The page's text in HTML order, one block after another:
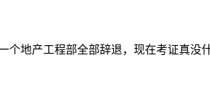
地产工程部全部辞退，现在考证真